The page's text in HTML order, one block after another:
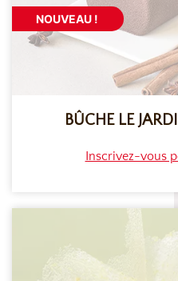
NOUVEAU !
BÛCHE LE
Inscrivez-vous